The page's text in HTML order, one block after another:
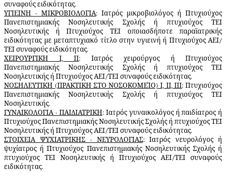
συναφούς ειδικότητας.
ΥΓΙΕΙΝΗ - ΜΙΚΡΟΒΙΟΛΟΓΙΑ: Ιατρός μικροβιολόγος ή Πτυχιούχος
Πανεπιστημιακής Νοσηλευτικής Σχολής ή πτυχιούχος ΤΕΙ
Νοσηλευτικής ή Πτυχιούχος ΤΕΙ οποιασδήποτε παραϊατρικής
ειδικότητας με μεταπτυχιακό τίτλο στην υγιεινή ή Πτυχιούχος ΑΕΙ/
ΤΕΙ συναφούς ειδικότητας.
ΧΕΙΡΟΥΡΓΙΚΗ Ι, ΙΙ: Ιατρός χειρούργος ή Πτυχιούχος
Πανεπιστημιακής Νοσηλευτικής Σχολής ή πτυχιούχος ΤΕΙ
Νοσηλευτικής ή Πτυχιούχος ΑΕΙ/ΤΕΙ συναφούς ειδικότητας.
ΝΟΣΗΛΕΥΤΙΚΗ (ΠΡΑΚΤΙΚΗ ΣΤΟ ΝΟΣΟΚΟΜΕΊΟ) Ι, ΙΙ, ΙΙΙ: Πτυχιούχος
Πανεπιστημιακής Νοσηλευτικής Σχολής ή πτυχιούχος ΤΕΙ
Νοσηλευτικής.
ΓΥΝΑΙΚΟΛΟΓΙΑ - ΠΑΙΔΙΑΤΡΙΚΗ: Ιατρός γυναικολόγος ή παιδίατρος ή
Πτυχιούχος Πανεπιστημιακής Νοσηλευτικής Σχολής ή πτυχιούχος ΤΕΙ
Νοσηλευτικής ή Πτυχιούχος ΑΕΙ/ΤΕΙ συναφούς ειδικότητας.
ΣΤΟΙΧΕΙΑ ΨΥΧΙΑΤΡΙΚΗΣ - ΝΕΥΡΟΛΟΓΙΑΣ: Ιατρός νευρολόγος ή
ψυχίατρος ή Πτυχιούχος Πανεπιστημιακής Νοσηλευτικής Σχολής ή
πτυχιούχος ΤΕΙ Νοσηλευτικής ή Πτυχιούχος ΑΕΙ/ΤΕΙ συναφούς
ειδικότητας.